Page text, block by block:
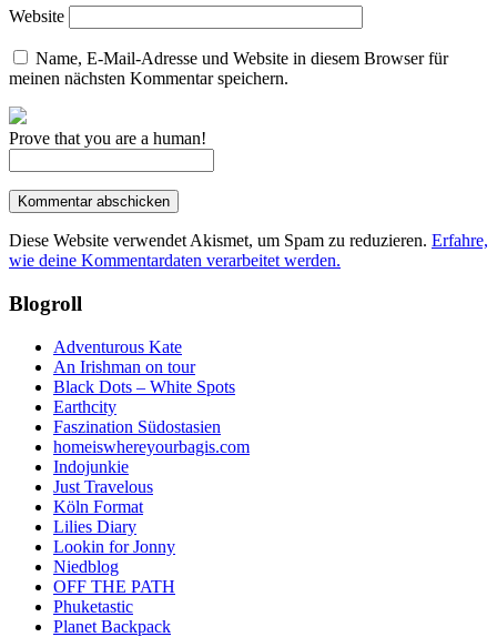
Website
Name, E-Mail-Adresse und Website in diesem Browser für
meinen nächsten Kommentar speichern.
Prove that you are a human!
Diese Website verwendet Akismet, um Spam zu reduzieren. Erfahre,
wie deine Kommentardaten verarbeitet werden.
Blogroll
Adventurous Kate
An Irishman on tour
Black Dots – White Spots
Earthcity
Faszination Südostasien
homeiswhereyourbagis.com
Indojunkie
Just Travelous
Köln Format
Lilies Diary
Lookin for Jonny
Niedblog
OFF THE PATH
Phuketastic
Planet Backpack